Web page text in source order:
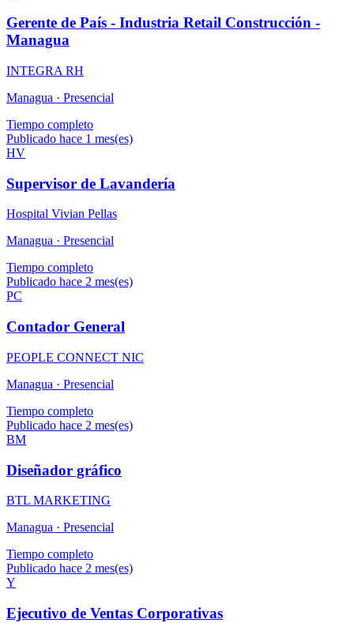
Gerente de País - Industria Retail Construcción -
Managua
INTEGRA RH
Managua · Presencial
Tiempo completo
Publicado hace 1 mes(es)
HV
Supervisor de Lavandería
Hospital Vivian Pellas
Managua · Presencial
Tiempo completo
Publicado hace 2 mes(es)
PC
Contador General
PEOPLE CONNECT NIC
Managua · Presencial
Tiempo completo
Publicado hace 2 mes(es)
BM
Diseñador gráfico
BTL MARKETING
Managua · Presencial
Tiempo completo
Publicado hace 2 mes(es)
Y
Ejecutivo de Ventas Corporativas